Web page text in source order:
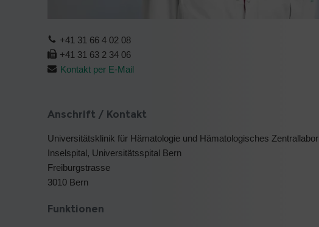
+41 31 66 4 02 08
+41 31 63 2 34 06
Kontakt per E-Mail
Anschrift / Kontakt
Universitätsklinik für Hämatologie und Hämatologisches Zentrallabor
Inselspital, Universitätsspital Bern
Freiburgstrasse
3010 Bern
Funktionen